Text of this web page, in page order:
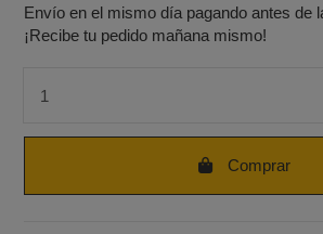
Envío en el mismo día pagando antes de
¡Recibe tu pedido mañana mismo!
Comprar